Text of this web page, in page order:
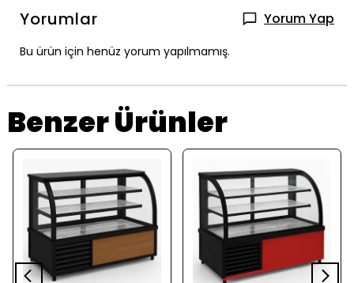
Yorumlar Yorum Yap
Bu ürün için henüz yorum yapılmamış.
Benzer Ürünler